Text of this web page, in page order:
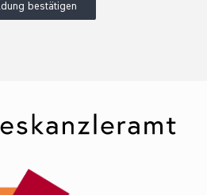
bestätigen